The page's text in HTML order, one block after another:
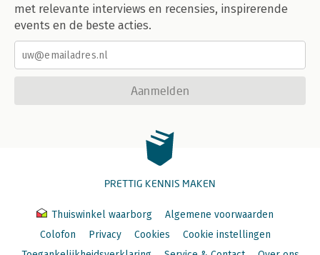
met relevante interviews en recensies, inspirerende
events en de beste acties.
Aanmelden
PRETTIG KENNIS MAKEN
Thuiswinkel waarborg
Algemene voorwaarden
Colofon
Privacy Cookies
Cookie instellingen